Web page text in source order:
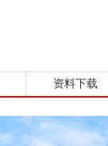
资料下载